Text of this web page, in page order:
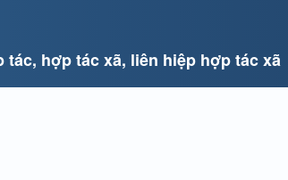
hợp tác xã, liên hiệp hợp tác xã